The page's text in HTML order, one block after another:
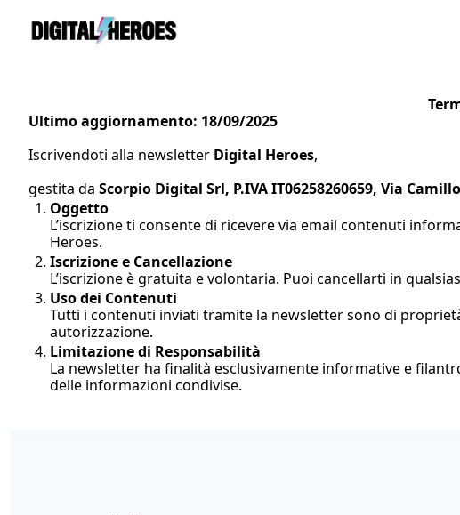
Ultimo aggiornamento: 18/09/2025
Iscrivendoti alla newsletter Digital Heroes,
gestita da Scorpio Digital Srl, P.IVA IT06258260659, Via
Oggetto
L’iscrizione ti consente di ricevere via email contenuti
Heroes.
Iscrizione e Cancellazione
L’iscrizione è gratuita e volontaria. Puoi cancellarti in
Uso dei Contenuti
Tutti i contenuti inviati tramite la newsletter sono di
autorizzazione.
Limitazione di Responsabilità
La newsletter ha finalità esclusivamente informative e
delle informazioni condivise.